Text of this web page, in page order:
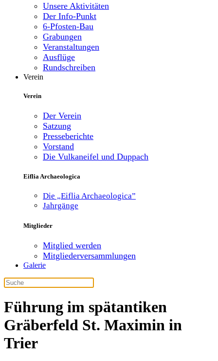
Unsere Aktivitäten
Der Info-Punkt
6-Pfosten-Bau
Grabungen
Veranstaltungen
Ausflüge
Rundschreiben
Verein
Verein
Der Verein
Satzung
Presseberichte
Vorstand
Die Vulkaneifel und Duppach
Eiflia Archaeologica
Die „Eiflia Archaeologica”
Jahrgänge
Mitglieder
Mitglied werden
Mitgliederversammlungen
Galerie
Führung im spätantiken
Gräberfeld St. Maximin in
Trier